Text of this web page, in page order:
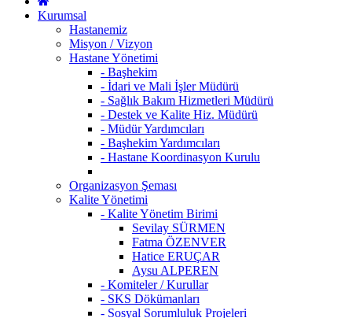
Kurumsal
Hastanemiz
Misyon / Vizyon
Hastane Yönetimi
- Başhekim
- İdari ve Mali İşler Müdürü
- Sağlık Bakım Hizmetleri Müdürü
- Destek ve Kalite Hiz. Müdürü
- Müdür Yardımcıları
- Başhekim Yardımcıları
- Hastane Koordinasyon Kurulu
Organizasyon Şeması
Kalite Yönetimi
- Kalite Yönetim Birimi
Sevilay SÜRMEN
Fatma ÖZENVER
Hatice ERUÇAR
Aysu ALPEREN
- Komiteler / Kurullar
- SKS Dökümanları
- Sosyal Sorumluluk Projeleri